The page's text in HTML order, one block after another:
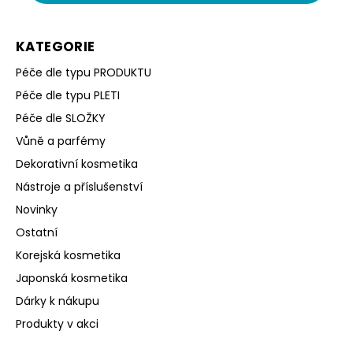
KATEGORIE
Péče dle typu PRODUKTU
Péče dle typu PLETI
Péče dle SLOŽKY
Vůně a parfémy
Dekorativní kosmetika
Nástroje a příslušenství
Novinky
Ostatní
Korejská kosmetika
Japonská kosmetika
Dárky k nákupu
Produkty v akci